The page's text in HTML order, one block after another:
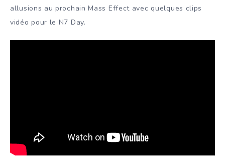
allusions au prochain Mass Effect avec quelques clips
vidéo pour le N7 Day.